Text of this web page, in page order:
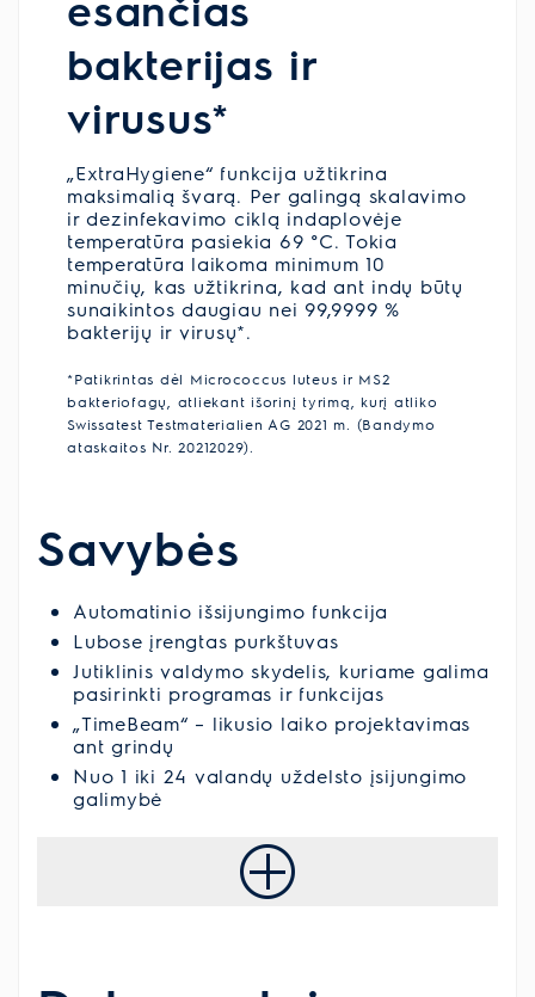
bakterijas ir
virusus*
„ExtraHygiene“ funkcija užtikrina
maksimalią švarą. Per galingą skalavimo
ir dezinfekavimo ciklą indaplovėje
temperatūra pasiekia 69 °C. Tokia
temperatūra laikoma minimum 10
minučių, kas užtikrina, kad ant indų būtų
sunaikintos daugiau nei 99,9999 %
bakterijų ir virusų*.
*Patikrintas dėl Micrococcus luteus ir MS2
bakteriofagų, atliekant išorinį tyrimą, kurį atliko
Swissatest Testmaterialien AG 2021 m. (Bandymo
ataskaitos Nr. 20212029).
Savybės
Automatinio išsijungimo funkcija
Lubose įrengtas purkštuvas
Jutiklinis valdymo skydelis, kuriame galima
pasirinkti programas ir funkcijas
„TimeBeam“ – likusio laiko projektavimas
ant grindų
Nuo 1 iki 24 valandų uždelsto įsijungimo
galimybė